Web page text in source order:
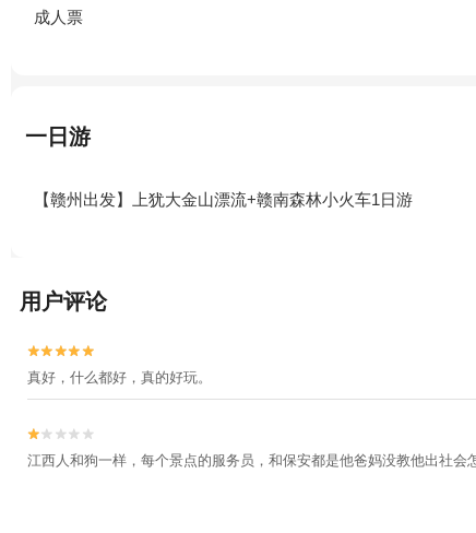
成人票
一日游
【赣州出发】上犹大金山漂流+赣南森林小火车1日游
用户评论


真好，什么都好，真的好玩。


江西人和狗一样，每个景点的服务员，和保安都是他爸妈没教他出社